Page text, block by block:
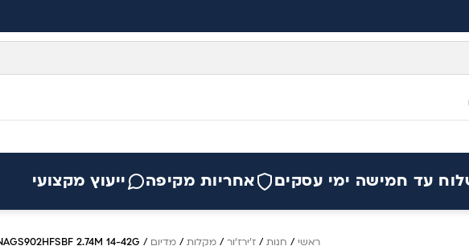
עד חמישה ימי עסקים אחריות מקיפה ייעוץ מקצועי
ראשי / חנות/ ז'ירז'ור/ מקלות/ מדיום /
2.74M 14-42G